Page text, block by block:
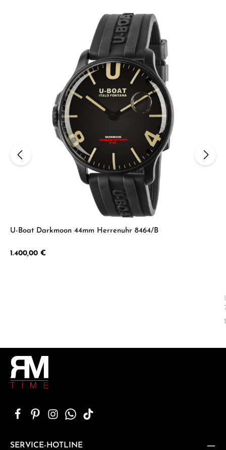
U-Boat Darkmoon 44mm Herrenuhr 8464/B
Regulärer Preis:
1.400,00 €
SERVICE-HOTLINE